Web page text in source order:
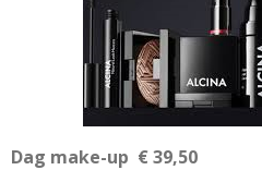
Dag make-up € 39,50